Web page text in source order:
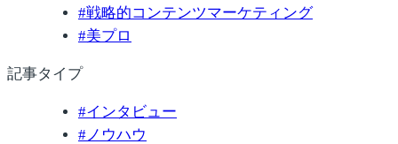
#戦略的コンテンツマーケティング
#美プロ
記事タイプ
#インタビュー
# ノウハウ